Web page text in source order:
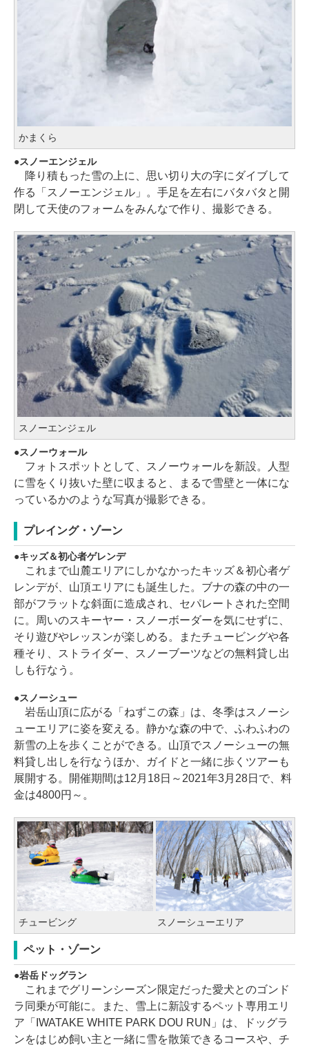
かまくら
スノーエンジェル
降り積もった雪の上に、思い切り大の字にダイブして
作る「スノーエンジェル」。手足を左右にバタバタと開
閉して天使のフォームをみんなで作り、撮影できる。
スノーエンジェル
スノーウォール
フォトスポットとして、スノーウォールを新設。人型
に雪をくり抜いた壁に収まると、まるで雪壁と一体にな
っているかのような写真が撮影できる。
プレイング・ゾーン
キッズ＆初心者ゲレンデ
これまで山麓エリアにしかなかったキッズ＆初心者ゲ
レンデが、山頂エリアにも誕生した。ブナの森の中の一
部がフラットな斜面に造成され、セパレートされた空間
に。周いのスキーヤー・スノーボーダーを気にせずに、
そり遊びやレッスンが楽しめる。またチュービングや各
種そり、ストライダー、スノーブーツなどの無料貸し出
しも行なう。
スノーシュー
岩岳山頂に広がる「ねずこの森」は、冬季はスノーシ
ューエリアに姿を変える。静かな森の中で、ふわふわの
新雪の上を歩くことができる。山頂でスノーシューの無
料貸し出しを行なうほか、ガイドと一緒に歩くツアーも
展開する。開催期間は12月18日～2021年3月28日で、料
金は4800円～。
チュービング スノーシューエリア
ペット・ゾーン
岩岳ドッグラン
これまでグリーンシーズン限定だった愛犬とのゴンド
ラ同乗が可能に。また、雪上に新設するペット専用エリ
ア「IWATAKE WHITE PARK DOU RUN」は、ドッグラ
ンをはじめ飼い主と一緒に雪を散策できるコースや、チ